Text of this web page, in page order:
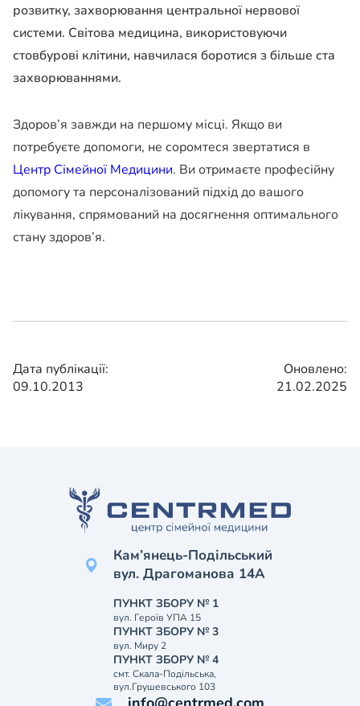
розвитку, захворювання центральної нервової
системи. Світова медицина, використовуючи
стовбурові клітини, навчилася боротися з більше ста
захворюваннями.
Здоров’я завжди на першому місці. Якщо ви
потребуєте допомоги, не соромтеся звертатися в
Центр Сімейної Медицини. Ви отримаєте професійну
допомогу та персоналізований підхід до вашого
лікування, спрямований на досягнення оптимального
стану здоров’я.
Дата публікації:
09.10.2013
Оновлено:
21.02.2025
Кам’янець-Подільський
вул. Драгоманова 14А
ПУНКТ ЗБОРУ № 1
вул. Героїв УПА 15
ПУНКТ ЗБОРУ № 3
вул. Миру 2
ПУНКТ ЗБОРУ № 4
смт. Скала-Подільська,
вул.Грушевського 103